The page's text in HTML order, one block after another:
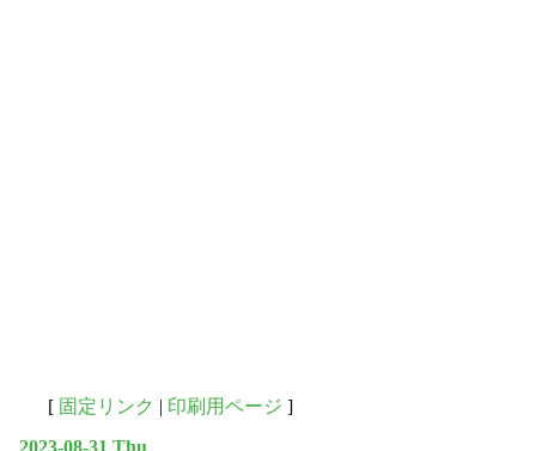
[ 固定リンク | 印刷用ページ ]